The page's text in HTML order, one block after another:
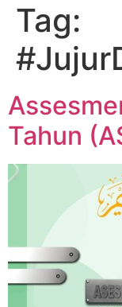
Tag:
Tahun